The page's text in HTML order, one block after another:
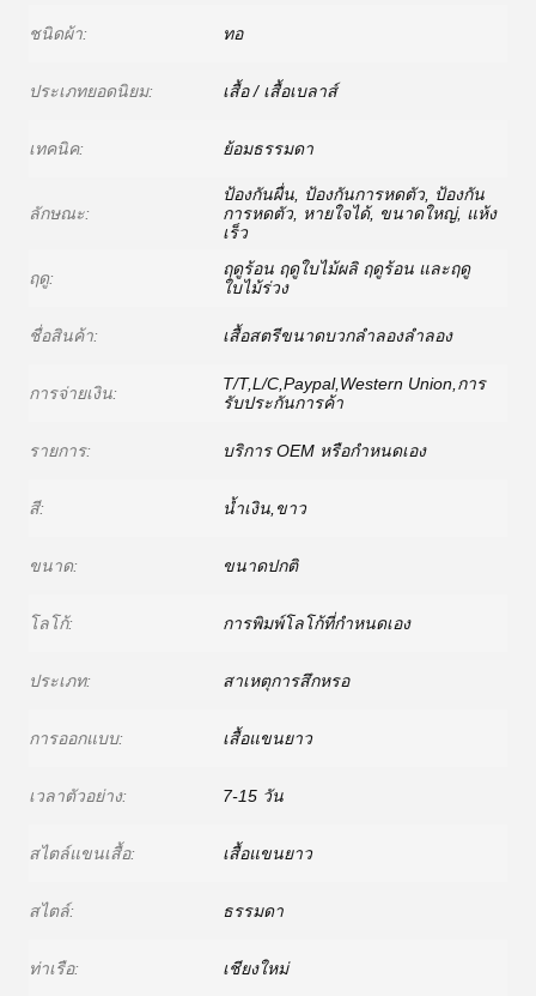
ชนิดผ้า: ทอ
ประเภทยอดนิยม: เสื้อ / เสื้อเบลาส์
เทคนิค: ย้อมธรรมดา
ลักษณะ:
ป้องกันผื่น, ป้องกันการหดตัว, ป้องกัน
การหดตัว, หายใจได้, ขนาดใหญ่, แห้ง
เร็ว
ฤดู:
ฤดูร้อน ฤดูใบไม้ผลิ ฤดูร้อน และฤดู
ใบไม้ร่วง
ชื่อสินค้า: เสื้อสตรีขนาดบวกลำลองลำลอง
การจ่ายเงิน:
T/T,L/C,Paypal,Western Union,การ
รับประกันการค้า
รายการ: บริการ OEM หรือกำหนดเอง
สี: น้ำเงิน,ขาว
ขนาด: ขนาดปกติ
โลโก้: การพิมพ์โลโก้ที่กำหนดเอง
ประเภท: สาเหตุการสึกหรอ
การออกแบบ: เสื้อแขนยาว
เวลาตัวอย่าง: 7-15 วัน
สไตล์แขนเสื้อ: เสื้อแขนยาว
สไตล์: ธรรมดา
ท่าเรือ: เชียงใหม่